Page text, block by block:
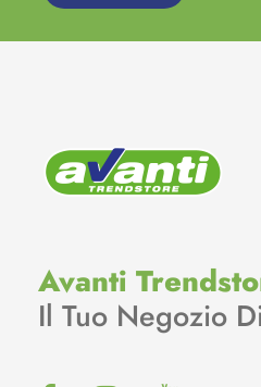
Avanti
Il Tuo Negozio